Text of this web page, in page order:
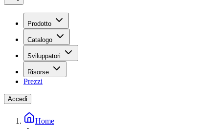
Prodotto
Catalogo
Sviluppatori
Risorse
Prezzi
Accedi
Home